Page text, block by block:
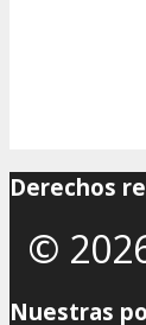
Derechos
©
Nuestras